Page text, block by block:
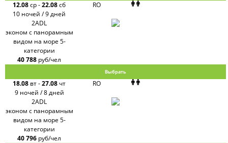
12.08ср-22.08сб
10 ночей / 9 дней
RO
2ADL
эконом с панорамным
видом на море 5-
категории
40 788 руб/чел
Выбрать
18.08 вт-27.08 чт
9 ночей / 8 дней
RO
2ADL
эконом с панорамным
видом на море 5-
категории
40 796 руб/чел